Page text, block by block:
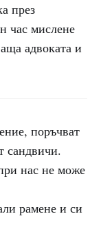
през
час мислене
адвоката и
поръчват
сандвичи.
нас не може
рамене и си